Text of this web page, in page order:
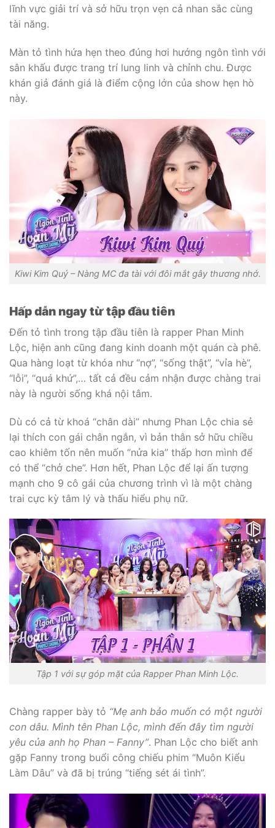
lĩnh vực giải trí và sở hữu trọn vẹn cả nhan sắc cùng
tài năng.
Màn tỏ tình hứa hẹn theo đúng hơi hướng ngôn tình với
sân khấu được trang trí lung linh và chỉnh chu. Được
khán giả đánh giá là điểm cộng lớn của show hẹn hò
này.
Kiwi Kim Quý – Nàng MC đa tài với đôi mắt gây thương nhớ.
Hấp dẫn ngay từ tập đầu tiên
Đến tỏ tình trong tập đầu tiên là rapper Phan Minh
Lộc, hiện anh cũng đang kinh doanh một quán cà phê.
Qua hàng loạt từ khóa như “nợ”, “sống thật”, “vỉa hè”,
“lỗi”, “quá khứ”,… tất cả đều cảm nhận được chàng trai
này là người sống khá nội tâm.
Dù có cả từ khoá “chân dài” nhưng Phan Lộc chia sẻ
lại thích con gái chân ngắn, vì bản thân sở hữu chiều
cao khiêm tốn nên muốn “nửa kia” thấp hơn mình để
có thể “chở che”. Hơn hết, Phan Lộc để lại ấn tượng
mạnh cho 9 cô gái của chương trình vì là một chàng
trai cực kỳ tâm lý và thấu hiểu phụ nữ.
Tập 1 với sự góp mặt của Rapper Phan Minh Lộc.
Chàng rapper bày tỏ “Mẹ anh bảo muốn có một người
con dâu. Mình tên Phan Lộc, mình đến đây tìm người
yêu của anh họ Phan – Fanny”. Phan Lộc cho biết anh
gặp Fanny trong buổi công chiếu phim “Muôn Kiểu
Làm Dâu” và đã bị trúng “tiếng sét ái tình”.